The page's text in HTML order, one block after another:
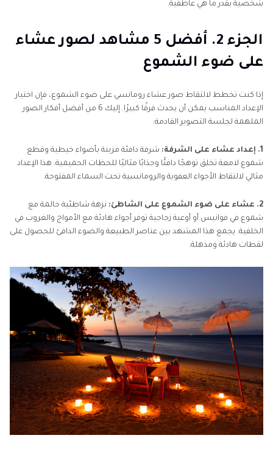
شخصية بقدر ما هي عاطفية.
الجزء 2. أفضل 5 مشاهد لصور عشاء
على ضوء الشموع
إذا كنت تخطط لالتقاط صور عشاء رومانسي على ضوء الشموع، فإن اختيار
الإعداد المناسب يمكن أن يحدث فرقًا كبيرًا. إليك 6 من أفضل أفكار الصور
الملهمة لجلسة التصوير القادمة:
1. إعداد عشاء على الشرفة:
شرفة دافئة مزينة بأضواء خيطية وقطع
شموع لامعة تخلق توهجًا دافئًا وجذابًا مثاليًا للحظات الحميمية. هذا الإعداد
مثالي لالتقاط الأجواء العفوية والرومانسية تحت السماء المفتوحة.
2. عشاء على ضوء الشموع على الشاطئ:
نزهة شاطئية حالمة مع
شموع في فوانيس أو أوعية زجاجية توفر أجواء هادئة مع الأمواج والغروب في
الخلفية. يجمع هذا المشهد بين عناصر الطبيعة والضوء الدافئ للحصول على
لقطات هادئة ومذهلة.